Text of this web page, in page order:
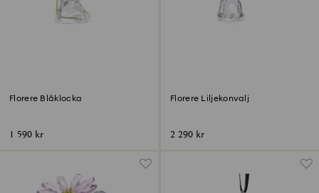
Florere Blåklocka
1 590 kr
Florere Liljekonvalj
2 290 kr